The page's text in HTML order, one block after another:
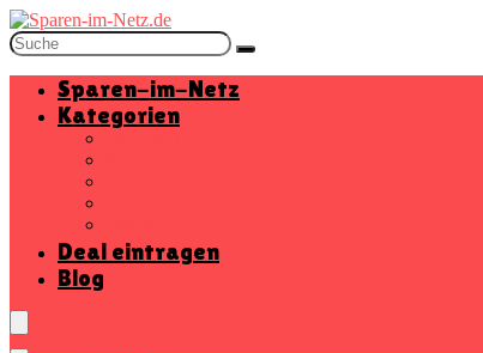
Sparen-im-Netz
Kategorien
Deal eintragen
Blog